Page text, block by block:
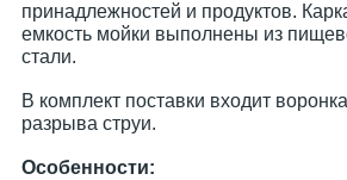
принадлежностей и продуктов.
емкость мойки выполнены из
стали.
В комплект поставки входит
разрыва струи.
Особенности: